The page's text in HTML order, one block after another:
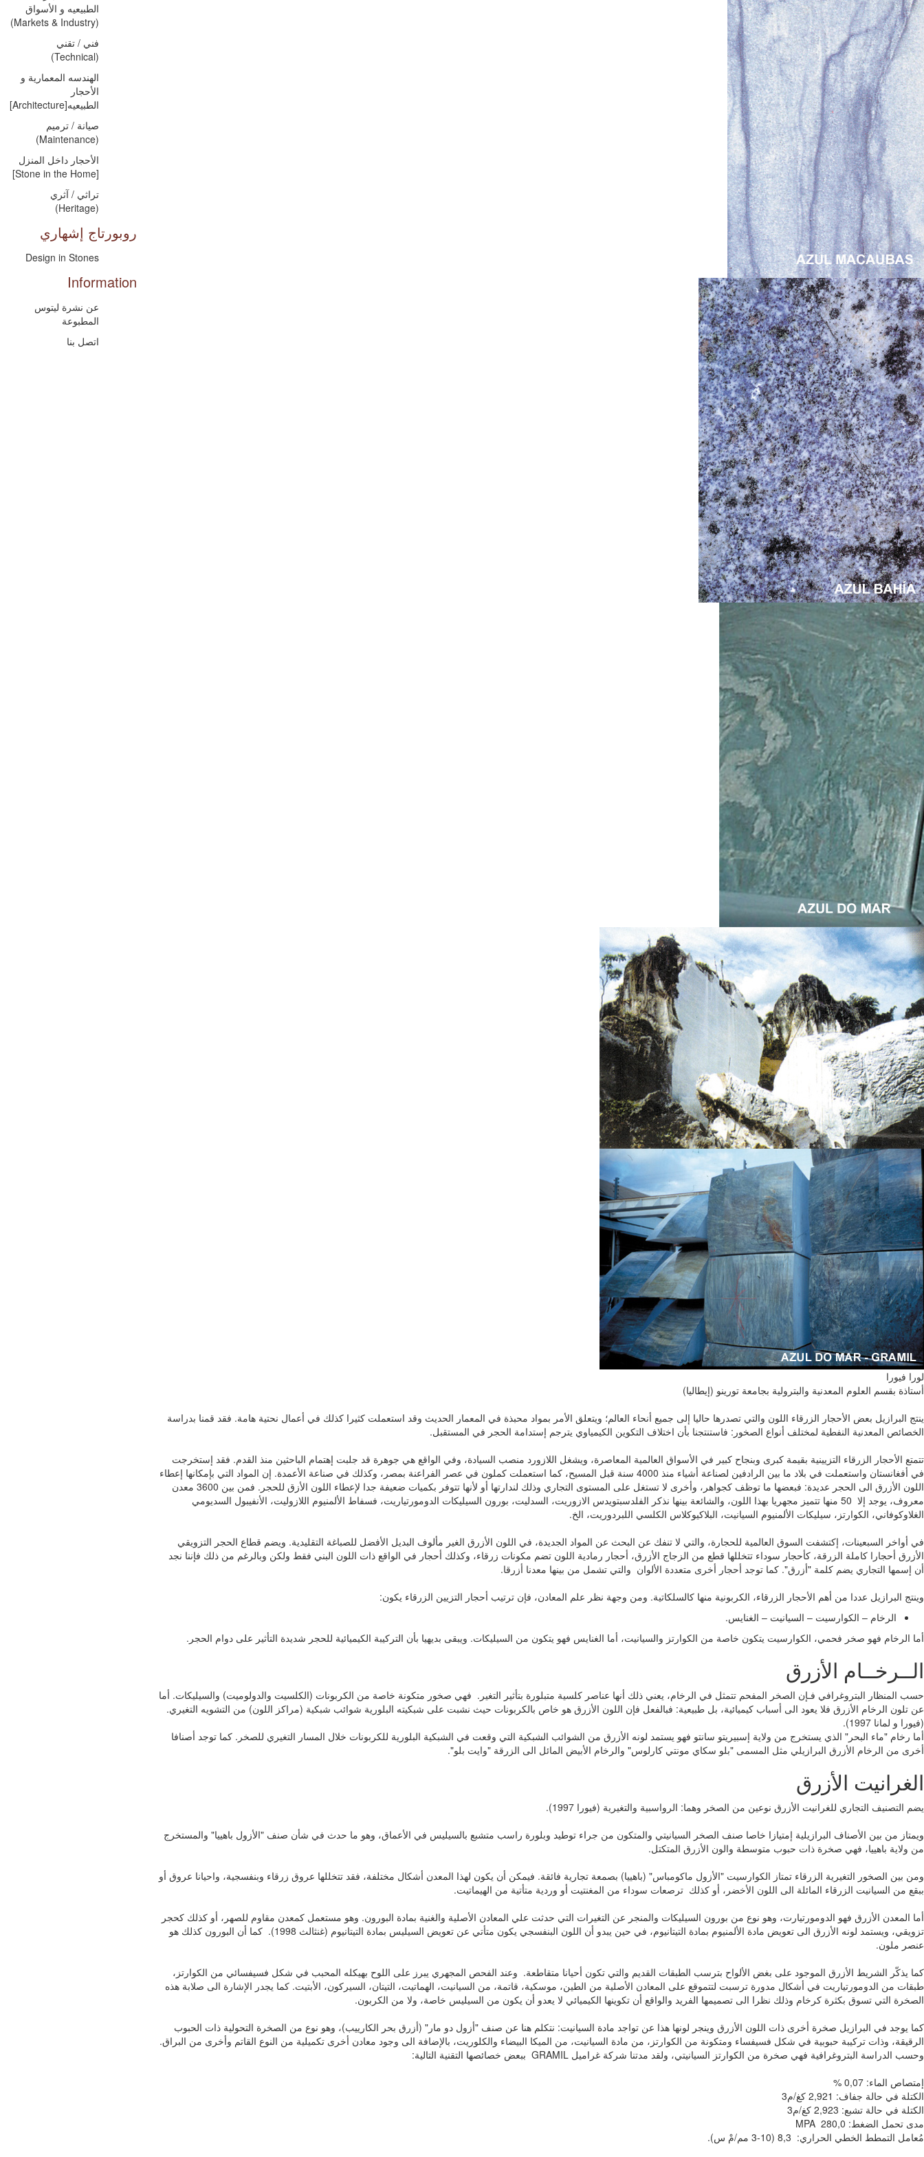
الطبيعيه و الأسواق
(Markets & Industry)
فني / تقني
(Technical)
الهندسه المعمارية و
الأحجار
الطبيعيه[Architecture]
صيانة / ترميم
(Maintenance)
الأحجار داخل المنزل
[Stone in the Home]
تراثي / آثري
(Heritage)
روبورتاج إشهاري
Design in Stones
Information
عن نشرة ليتوس
المطبوعة
اتصل بنا
لورا فيورا
أستاذة بقسم العلوم المعدنية والبترولية بجامعة تورينو (إيطاليا)
ينتج البرازيل بعض الأحجار الزرقاء اللون والتي تصدرها حاليا إلى جميع أنحاء العالم؛ ويتعلق الأمر بمواد محبذة في المعمار الحديث وقد استعملت كثيرا كذلك في أعمال نحتية هامة. فقد قمنا بدراسة
الخصائص المعدنية النفطية لمختلف أنواع الصخور: فاستنتجنا بأن اختلاف التكوين الكيمياوي يترجم إستدامة الحجر في المستقبل.
تتمتع الأحجار الزرقاء التزيينية بقيمة كبرى وبنجاح كبير في الأسواق العالمية المعاصرة، ويشغل اللازورد منصب السيادة، وفي الواقع هي جوهرة قد جلبت إهتمام الباحثين منذ القدم. فقد إستخرجت
في أفغانستان واستعملت في بلاد ما بين الرادفين لصناعة أشياء منذ 4000 سنة قبل المسيح، كما استعملت كملون في عصر الفراعنة بمصر، وكذلك في صناعة الأعمدة. إن المواد التي بإمكانها إعطاء
اللون الأزرق الى الحجر عديدة: فبعضها ما توظف كجواهر، وأخرى لا تستغل على المستوى التجاري وذلك لندارتها أو لأنها تتوفر بكميات ضعيفة جدا لإعطاء اللون الأزق للحجر. فمن بين 3600 معدن
معروف، يوجد إلا 50 منها تتميز مجهريا بهذا اللون، والشائعة بينها نذكر الفلدسبتويدس الازوريت، السدليت، بورون السيليكات الدومورتياريت، فسفاط الألمنيوم اللازوليت، الأنفيبول السديومي
الغلاوكوفاني، الكوارتز، سيليكات الألمنيوم السيانيت، البلاكيوكلاس الكلسي اللبردوريت، الخ.
في أواخر السبعينات، إكتشفت السوق العالمية للحجارة، والتي لا تنفك عن البحث عن المواد الجديدة، في اللون الأزرق الغير مألوف البديل الأفضل للصباغة التقليدية. ويضم قطاع الحجر التزويقي
الأزرق أحجارا كاملة الزرقة، كأحجار سوداء تتخللها قطع من الزجاج الأزرق، أحجار رمادية اللون تضم مكونات زرقاء، وكذلك أحجار في الواقع ذات اللون البني فقط ولكن وبالرغم من ذلك فإننا نجد
أن إسمها التجاري يضم كلمة "أزرق". كما توجد أحجار أخرى متعددة الألوان والتي تشمل من بينها معدنا أزرقا.
وينتج البرازيل عددا من أهم الأحجار الزرقاء، الكربونية منها كالسلكاتية. ومن وجهة نظر علم المعادن، فإن ترتيب أحجار التزيين الزرقاء يكون:
الرخام – الكوارسيت – السيانيت – الغنايس.
أما الرخام فهو صخر فحمي، الكوارسيت يتكون خاصة من الكوارتز والسيانيت، أما الغنايس فهو يتكون من السيليكات. ويبقى بديهيا بأن التركيبة الكيميائية للحجر شديدة التأثير على دوام الحجر.
الــرخــام الأزرق
حسب المنظار البتروغرافي فـإن الصخر المفحم تتمثل في الرخام، يعني ذلك أنها عناصر كلسية متبلورة بتأثير التغير. فهي صخور متكونة خاصة من الكربونات (الكلسيت والدولوميت) والسيليكات. أما
عن تلون الرخام الأزرق فلا يعود الى أسباب كيميائية، بل طبيعية: فبالفعل فإن اللون الأزرق هو خاص بالكربونات حيث نشبت على شبكيته البلورية شوائب شبكية (مراكز اللون) من التشويه التغيري.
(فيورا و لمانا 1997).
أما رخام "ماء البحر" الذي يستخرج من ولاية إسبيريتو سانتو فهو يستمد لونه الأزرق من الشوائب الشبكية التي وقعت في الشبكية البلورية للكربونات خلال المسار التغيري للصخر. كما توجد أصنافا
أخرى من الرخام الأزرق البرازيلي مثل المسمى "بلو سكاي مونتي كارلوس" والرخام الأبيض المائل الى الزرقة "وايت بلو".
الغرانيت الأزرق
يضم التصنيف التجاري للغرانيت الأزرق نوعين من الصخر وهما: الرواسبية والتغيرية (فيورا 1997).
ويمتاز من بين الأصناف البرازيلية إمتيازا خاصا صنف الصخر السيانيتي والمتكون من جراء توطيد وبلورة راسب متشبع بالسيليس في الأعماق، وهو ما حدث في شأن صنف "الأزول باهييا" والمستخرج
من ولاية باهييا، فهي صخرة ذات حبوب متوسطة والون الأزرق المتكتل.
ومن بين الصخور التغيرية الزرقاء تمتاز الكوارسيت "الأزول ماكومباس" (باهييا) بصمعة تجارية فائقة. فيمكن أن يكون لهذا المعدن أشكال مختلفة، فقد تتخللها عروق زرقاء وبنفسجية، واحيانا عروق أو
ببقع من السيانيت الزرقاء المائلة الى اللون الأخضر، أو كذلك ترصعات سوداء من المغنتيت أو وردية متأتية من الهيماتيت.
أما المعدن الأزرق فهو الدومورتيارت، وهو نوع من بورون السيليكات والمنجر عن التغيرات التي حدثت علي المعادن الأصلية والغنية بمادة البورون. وهو مستعمل كمعدن مقاوم للصهر، أو كذلك كحجر
تزويقي، ويستمد لونه الأزرق الى تعويض مادة الألمنيوم بمادة التيتانيوم، في حين يبدو أن اللون البنفسجي يكون متأتي عن تعويض السيليس بمادة التيتانيوم (غنثالث 1998). كما أن البورون كذلك هو
عنصر ملون.
كما يذكّر الشريط الأزرق الموجود على بغض الألواح بترسب الطبقات القديم والتي تكون أحيانا متقاطعة. وعند الفحص المجهري يبرز على اللوح بهيكله المحبب في شكل فسيفسائي من الكوارتز،
طبقات من الدومورتياريت في أشكال مدورة ترسبت لتتموقع على المعادن الأصلية من الطين، موسكية، قاتمة، من السيانيت، الهماتيت، التيتان، السيركون، الأبتيت. كما يجدر الإشارة الى صلابة هذه
الصخرة التي تسوق بكثرة كرخام وذلك نظرا الى تصميمها الفريد والواقع أن تكوينها الكيميائي لا يعدو أن يكون من السيليس خاصة، ولا من الكربون.
كما يوجد في البرازيل صخرة أخرى ذات اللون الأزرق وينجر لونها هذا عن تواجد مادة السيانيت: نتكلم هنا عن صنف "أزول دو مار" (أزرق بحر الكارييب)، وهو نوع من الصخرة التحولية ذات الحبوب
الرقيقة، وذات تركيبة حبوبية في شكل فسيفساء ومتكونة من الكوارتز، من مادة السيانيت، من الميكا البيضاء والكلوريت، بالإضافة الى وجود معادن أخرى تكميلية من النوع القاتم وأخرى من البراق.
وحسب الدراسة البتروغرافية فهي صخرة من الكوارتز السيانيتي، ولقد مدتنا شركة غراميل GRAMIL ببعض خصائصها التقنية التالية:
إمتصاص الماء: 0,07 %
الكتلة في حالة جفاف: 2,921 كغ/م3
الكتلة في حالة تشبع: 2,923 كغ/م3
مدى تحمل الضغط: 280,0 MPA
مُعامل التمطط الخطي الحراري: 8,3 (10-3 مم/مْ س).